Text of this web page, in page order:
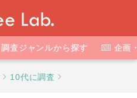
調査ジャンルから探す 企画
10代に調査